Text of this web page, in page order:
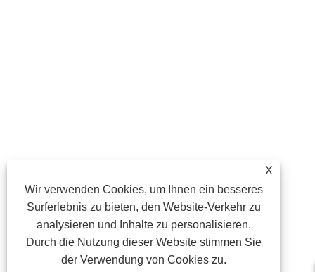
X
Wir verwenden Cookies, um Ihnen ein besseres
Surferlebnis zu bieten, den Website-Verkehr zu
analysieren und Inhalte zu personalisieren.
Durch die Nutzung dieser Website stimmen Sie
der Verwendung von Cookies zu.